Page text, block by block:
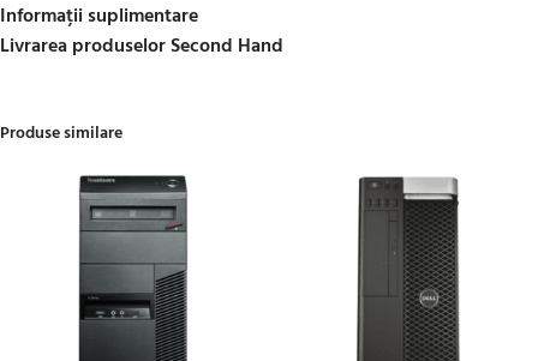
Informații suplimentare
Livrarea produselor Second Hand
Produse similare